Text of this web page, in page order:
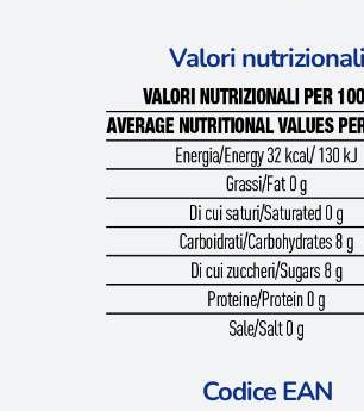
Valori nutrizionali
Codice EAN